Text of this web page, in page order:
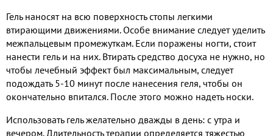
Гель наносят на всю поверхность стопы легкими
втирающими движениями. Особе внимание следует уделить
межпальцевым промежуткам. Если поражены ногти, стоит
нанести гель и на них. Втирать средство досуха не нужно, но
чтобы лечебный эффект был максимальным, следует
подождать 5-10 минут после нанесения геля, чтобы он
окончательно впитался. После этого можно надеть носки.
Использовать гель желательно дважды в день: с утра и
вечером. Длительность терапии определяется тяжестью